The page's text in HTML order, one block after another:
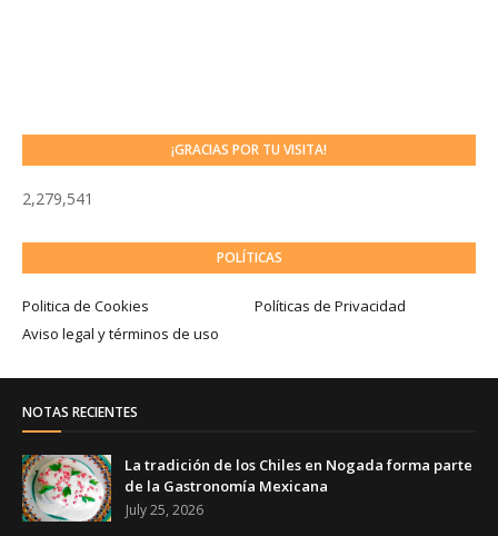
¡GRACIAS POR TU VISITA!
2,279,541
POLÍTICAS
Politica de Cookies
Políticas de Privacidad
Aviso legal y términos de uso
NOTAS RECIENTES
La tradición de los Chiles en Nogada forma parte
de la Gastronomía Mexicana
July 25, 2026